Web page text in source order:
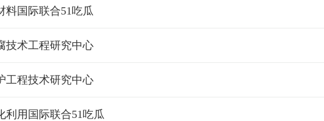
料国际联合51吃瓜
技术工程研究中心
工程技术研究中心
利用国际联合51吃瓜